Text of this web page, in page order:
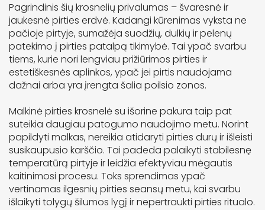
Pagrindinis šių krosnelių privalumas – švaresnė ir
jaukesnė pirties erdvė. Kadangi kūrenimas vyksta ne
pačioje pirtyje, sumažėja suodžių, dulkių ir pelenų
patekimo į pirties patalpą tikimybė. Tai ypač svarbu
tiems, kurie nori lengviau prižiūrimos pirties ir
estetiškesnės aplinkos, ypač jei pirtis naudojama
dažnai arba yra įrengta šalia poilsio zonos.
Malkinė pirties krosnelė su išorine pakura taip pat
suteikia daugiau patogumo naudojimo metu. Norint
papildyti malkas, nereikia atidaryti pirties durų ir išleisti
susikaupusio karščio. Tai padeda palaikyti stabilesnę
temperatūrą pirtyje ir leidžia efektyviau mėgautis
kaitinimosi procesu. Toks sprendimas ypač
vertinamas ilgesnių pirties seansų metu, kai svarbu
išlaikyti tolygų šilumos lygį ir nepertraukti pirties ritualo.